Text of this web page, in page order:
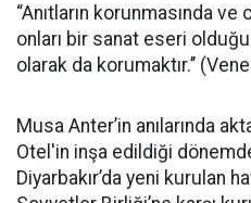
“Anıtların korunmasında ve
onları bir sanat eseri
olarak da korumaktır.’’
Musa Anter’in anılarında
Otel'in inşa edildiği
Diyarbakır’da yeni kurulan